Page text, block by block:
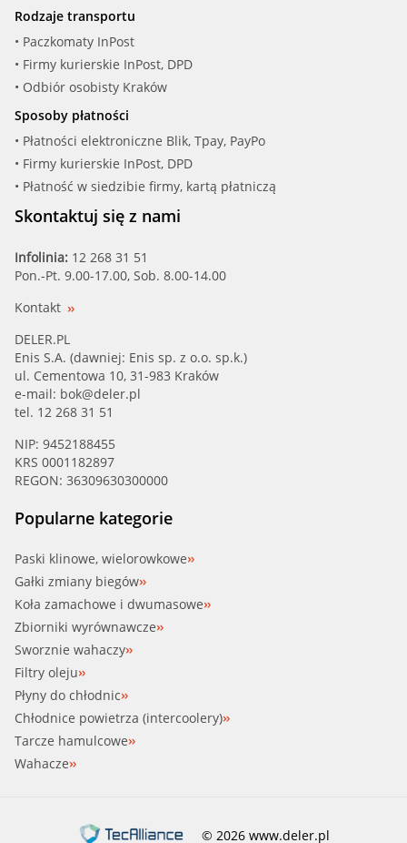
Rodzaje transportu
• Paczkomaty InPost
• Firmy kurierskie InPost, DPD
• Odbiór osobisty Kraków
Sposoby płatności
• Płatności elektroniczne Blik, Tpay, PayPo
• Firmy kurierskie InPost, DPD
• Płatność w siedzibie firmy, kartą płatniczą
Skontaktuj się z nami
Infolinia: 12 268 31 51
Pon.-Pt. 9.00-17.00, Sob. 8.00-14.00
Kontakt
DELER.PL
Enis S.A. (dawniej: Enis sp. z o.o. sp.k.)
ul. Cementowa 10, 31-983 Kraków
e-mail: bok@deler.pl
tel. 12 268 31 51
NIP: 9452188455
KRS 0001182897
REGON: 36309630300000
Popularne kategorie
Paski klinowe, wielorowkowe
Gałki zmiany biegów
Koła zamachowe i dwumasowe
Zbiorniki wyrównawcze
Sworznie wahaczy
Filtry oleju
Płyny do chłodnic
Chłodnice powietrza (intercoolery)
Tarcze hamulcowe
Wahacze
© 2026 www.deler.pl